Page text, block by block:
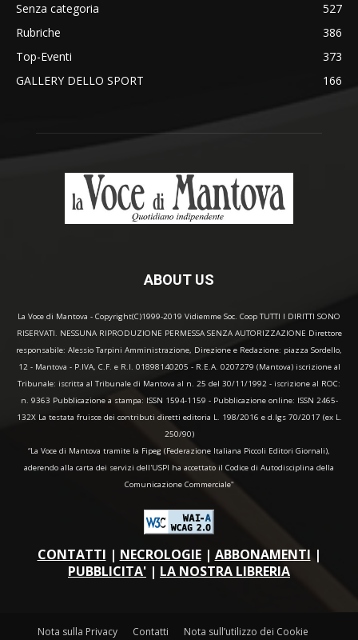
Senza categoria
527
Rubriche
386
Top-Eventi
373
GALLERY DELLO SPORT
166
ABOUT US
La Voce di Mantova - Copyright(C)1999-2019 Vidiemme Soc. Coop TUTTI I DIRITTI SONO
RISERVATI. NESSUNA RIPRODUZIONE PERMESSA SENZA AUTORIZZAZIONE Direttore
responsabile: Alessio Tarpini Amministrazione, Direzione e Redazione: piazza Sordello,
12 - Mantova - P.IVA, C.F. e R.I. 01898140205 - R.E.A. 0207279 (Mantova) iscrizione al
Tribunale: iscritta al Tribunale di Mantova al n. 25 del 30/11/1992 - iscrizione al ROC:
n. 9363 Pubblicazione a stampa: ISSN 1594-1159 - Pubblicazione online: ISSN 2465-
132X La testata fruisce dei contributi diretti editoria L. 198/2016 e d.lgs 70/2017 (ex L.
250/90)
“La Voce di Mantova tramite la Fipeg (Federazione Italiana Piccoli Editori Giornali),
aderendo alla carta dei servizi dell'USPI ha accettato il Codice di Autodisciplina della
Comunicazione Commerciale"
CONTATTI | NECROLOGIE| ABBONAMENTI |
PUBBLICITA' | LA NOSTRA LIBRERIA
Nota sulla Privacy Contatti Nota sull’utilizzo dei Cookie